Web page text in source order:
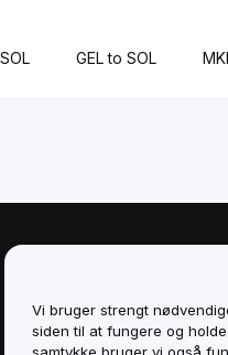
GEL to SOL
Politik om
Vi bruger strengt
siden til at fungere og